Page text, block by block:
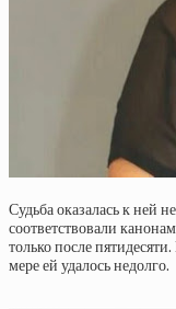
Судьба оказалась к ней
соответствовали
только после
мере ей удалось недолго.